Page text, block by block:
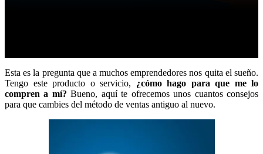
Esta es la pregunta que a muchos emprendedores nos quita el sueño.
Tengo este producto o servicio, ¿cómo hago para que me lo
compren a mí? Bueno, aquí te ofrecemos unos cuantos consejos
para que cambies del método de ventas antiguo al nuevo.